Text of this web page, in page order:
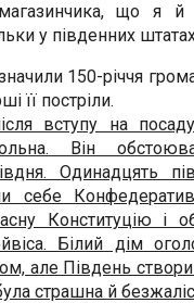
що я
у південних
150-річчя
її постріли.
вступу на
Він
Одинадцять
себе
Конституцію і
Білий дім
але Південь
страшна й